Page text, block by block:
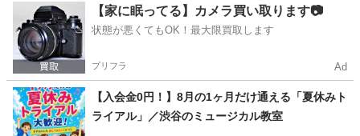
世田谷区 その他 東京 江戸川区 その他 不登校
【家に眠ってる】カメラ買い取ります📷
状態が悪くてもOK！最大限買取します
プリフラ Ad
【入会金0円！】8月の1ヶ月だけ通える「夏休みト
ライアル」／渋谷のミュージカル教室